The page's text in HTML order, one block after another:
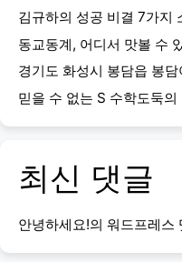
김규하의 성공 비결 7가지
동교동계, 어디서 맛볼 수
경기도 화성시 봉담읍 봉
믿을 수 없는 S 수학도둑의
최신 댓글
안녕하세요!의 워드프레스